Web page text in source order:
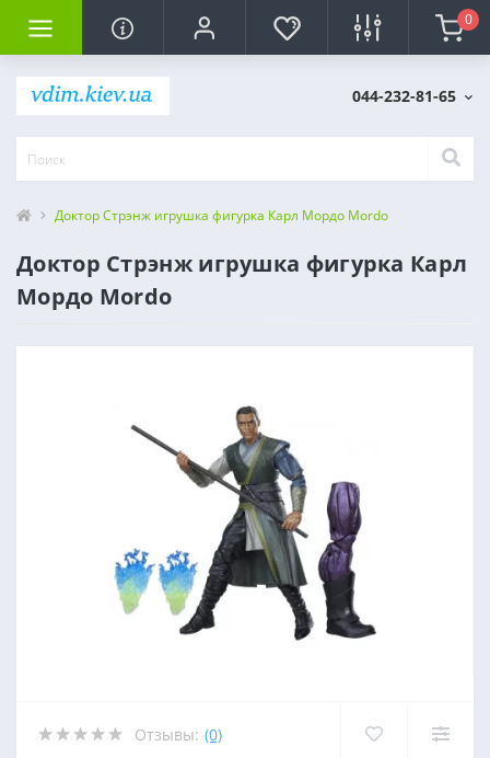
0
044-232-81-65
Доктор Стрэнж игрушка фигурка Карл Мордо Mordo
Доктор Стрэнж игрушка фигурка Карл
Мордо Mordo
Отзывы: (0)